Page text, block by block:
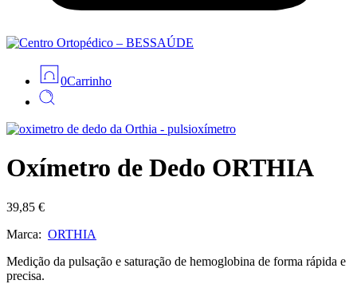
0Carrinho
Oxímetro de Dedo ORTHIA
39,85 €
Marca: ORTHIA
Medição da pulsação e saturação de hemoglobina de forma rápida e
precisa.